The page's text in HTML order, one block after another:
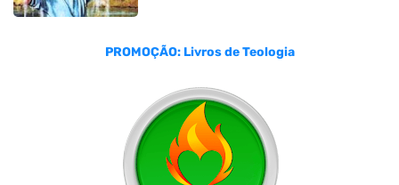
PROMOÇÃO: Livros de Teologia